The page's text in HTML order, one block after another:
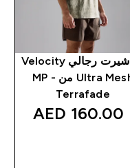
تي شيرت رجالي Velocity
Ultra Mesh من MP -
Terrafade
160.00 AED‎